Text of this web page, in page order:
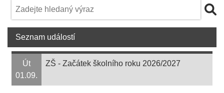
Seznam událostí
Út
01.09.
ZŠ - Začátek školního roku 2026/2027